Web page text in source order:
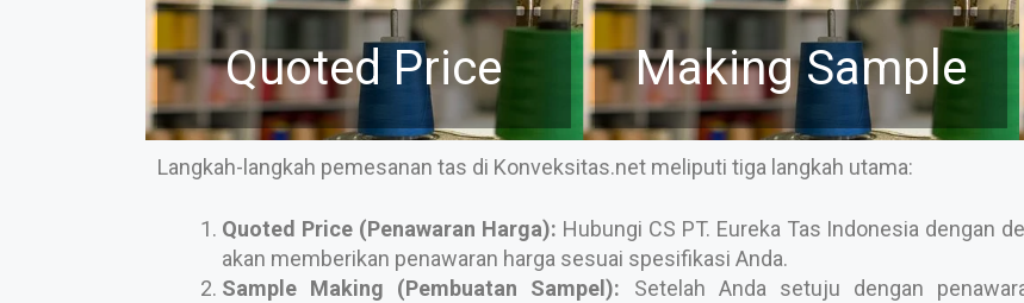
Quoted Price Making Sample
Langkah-langkah pemesanan tas di Konveksitas.net meliputi tiga langkah utama:
Quoted Price (Penawaran Harga): Hubungi CS PT. Eureka Tas Indonesia dengan
akan memberikan penawaran harga sesuai spesifikasi Anda.
Sample Making (Pembuatan Sampel): Setelah Anda setuju dengan